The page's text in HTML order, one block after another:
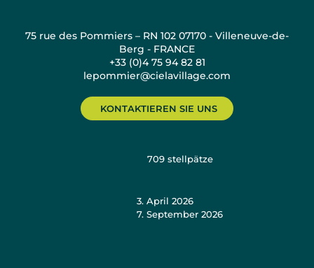
75 rue des Pommiers – RN 102 07170 - Villeneuve-de-
Berg - FRANCE
+33 (0)4 75 94 82 81
lepommier@cielavillage.com
KONTAKTIEREN SIE UNS
709 stellpätze
3. April 2026
7. September 2026